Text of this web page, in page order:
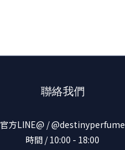
聯絡我們
官方LINE@ / @destinyperfume
時間 / 10:00 - 18:00